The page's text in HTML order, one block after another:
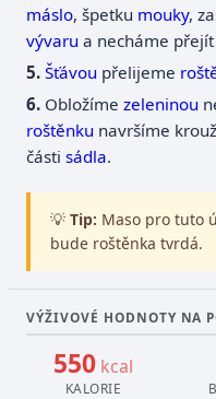
máslo, špetku mouky,
vývaru a necháme přejít
Šťávou přelijeme
Obložímezeleninou
roštěnku navršíme
částisádla.
💡 Tip: Maso pro tuto
bude roštěnka tvrdá.
VÝŽIVOVÉ HODNOTY NA
550 kcal
KALORIE